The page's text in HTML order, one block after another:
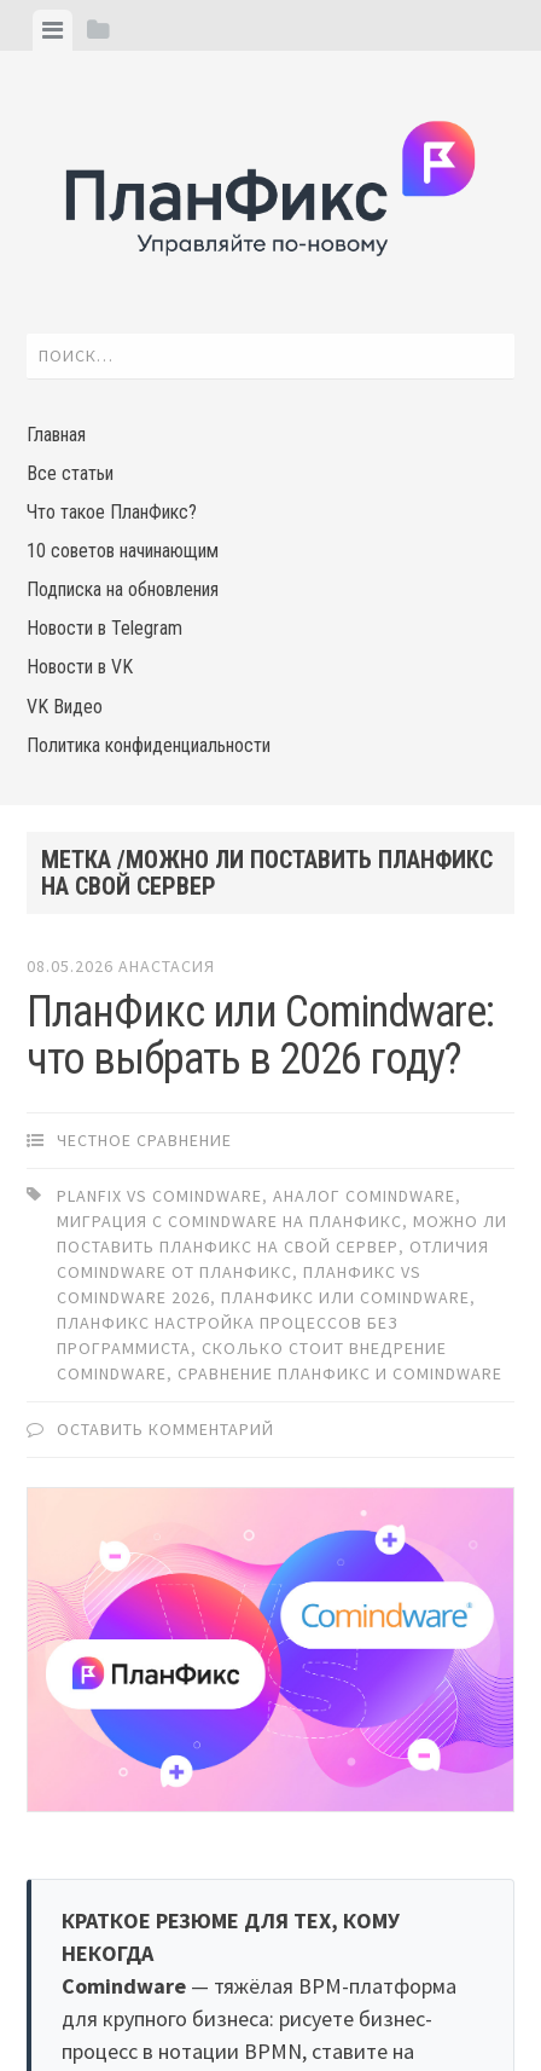
ViewView
Найти:
Главная
Все статьи
Что такое ПланФикс?
10 советов начинающим
Подписка на обновления
Новости в Telegram
Новости в VK
VK Видео
Политика конфиденциальности
МЕТКА /МОЖНО ЛИ ПОСТАВИТЬ ПЛАНФИКС
НА СВОЙ СЕРВЕР
08.05.2026 АНАСТАСИЯ
ПланФикс или Comindware:
что выбрать в 2026 году?
ЧЕСТНОЕ СРАВНЕНИЕ
PLANFIX VS COMINDWARE,АНАЛОГ COMINDWARE,
МИГРАЦИЯ С COMINDWARE НА ПЛАНФИКС, МОЖНО ЛИ
ПОСТАВИТЬ ПЛАНФИКС НА СВОЙ СЕРВЕР, ОТЛИЧИЯ
COMINDWARE ОТ ПЛАНФИКС, ПЛАНФИКС VS
COMINDWARE 2026, ПЛАНФИКС ИЛИ COMINDWARE,
ПЛАНФИКС НАСТРОЙКА ПРОЦЕССОВ БЕЗ
ПРОГРАММИСТА, СКОЛЬКО СТОИТ ВНЕДРЕНИЕ
COMINDWARE, СРАВНЕНИЕ ПЛАНФИКС И COMINDWARE
ОСТАВИТЬ КОММЕНТАРИЙ
КРАТКОЕ РЕЗЮМЕ ДЛЯ ТЕХ, КОМУ
НЕКОГДА
Comindware — тяжёлая BPM-платформа
для крупного бизнеса: рисуете бизнес-
процесс в нотации BPMN, ставите на